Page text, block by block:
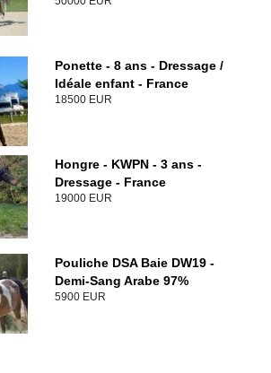
Ponette - 8 ans - Dressage /
Idéale enfant - France
18500 EUR
Hongre - KWPN - 3 ans -
Dressage - France
19000 EUR
Pouliche DSA Baie DW19 -
Demi-Sang Arabe 97%
5900 EUR